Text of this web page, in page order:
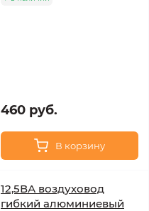
460 руб.
В корзину
12,5ВА воздуховод
гибкий алюминиевый